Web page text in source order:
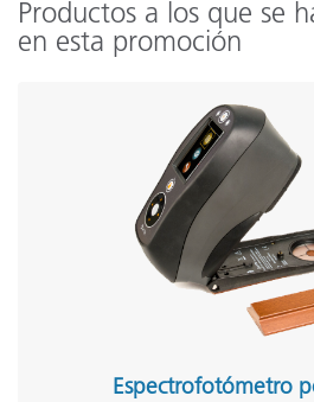
Productos a los que se
en esta promoción
Espectrofotómetro